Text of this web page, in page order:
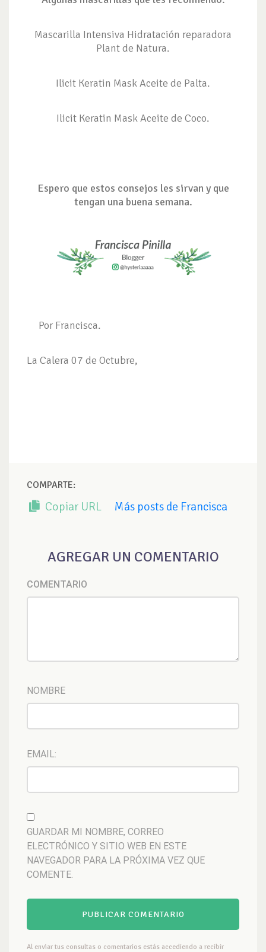
Mascarilla Intensiva Hidratación reparadora
Plant de Natura.
Ilicit Keratin Mask Aceite de Palta.
Ilicit Keratin Mask Aceite de Coco.
Espero que estos consejos les sirvan y que
tengan una buena semana.
Por Francisca.
La Calera 07 de Octubre,
COMPARTE:
Copiar URL Más posts de Francisca
AGREGAR UN COMENTARIO
COMENTARIO
NOMBRE
EMAIL:
GUARDAR MI NOMBRE, CORREO
ELECTRÓNICO Y SITIO WEB EN ESTE
NAVEGADOR PARA LA PRÓXIMA VEZ QUE
COMENTE.
Al enviar tus consultas o comentarios estás accediendo a recibir